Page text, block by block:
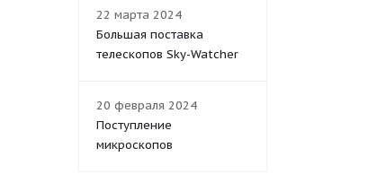
22 марта 2024
Большая поставка
телескопов Sky-Watcher
20 февраля 2024
Поступление
микроскопов